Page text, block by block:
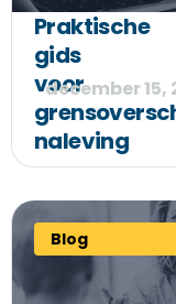
Praktische
gids
voor
naleving
december 15,
Blog